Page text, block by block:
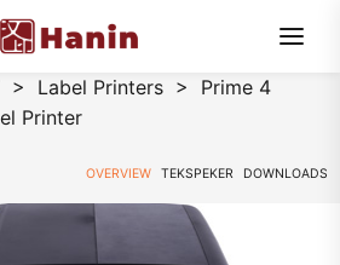
> Label Printers >
Prime 4
Printer
OVERVIEW TEKSPEKER DOWNLOADS